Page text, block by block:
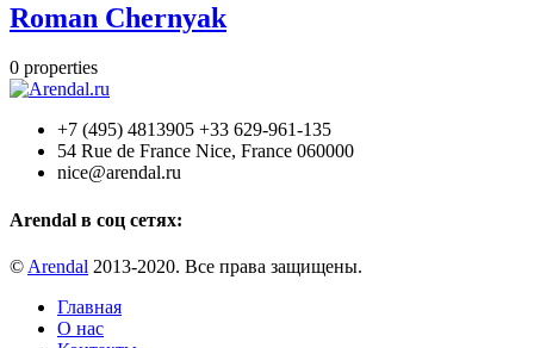
Roman Chernyak
0 properties
+7 (495) 4813905 +33 629-961-135
54 Rue de France Nice, France 060000
nice@arendal.ru
Arendal в соц сетях:
© Arendal 2013-2020. Все права защищены.
Главная
О нас